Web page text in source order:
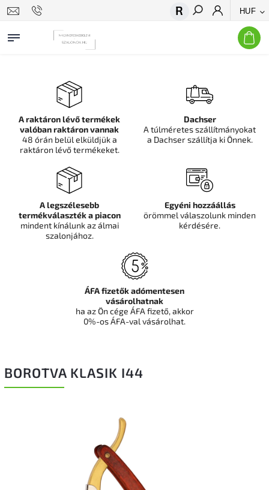
HUF
Keresés
BOROTVA KLASIK I44
A raktáron lévő termékek
valóban raktáron vannak
48 órán belül elküldjük a
raktáron lévő termékeket.
Dachser
A túlméretes szállítmányokat
a Dachser szállítja ki Önnek.
A legszélesebb
termékválaszték a piacon
mindent kínálunk az álmai
szalonjához.
Egyéni hozzáállás
örömmel válaszolunk minden
kérdésére.
ÁFA fizetők adómentesen
vásárolhatnak
ha az Ön cége ÁFA fizető, akkor
0%-os ÁFA-val vásárolhat.